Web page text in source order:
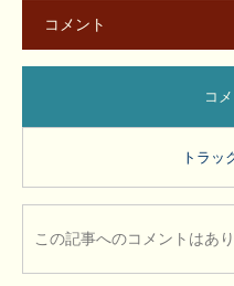
コメント
コ
トラッ
この記事へのコメントはあり